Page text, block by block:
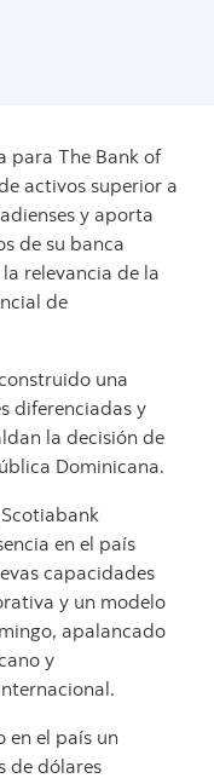
para The Bank of
activos superior a
y aporta
de su banca
relevancia de la
de
una
diferenciadas y
la decisión de
Dominicana.
en el país
capacidades
y un modelo
apalancado
y
en el país un
de dólares